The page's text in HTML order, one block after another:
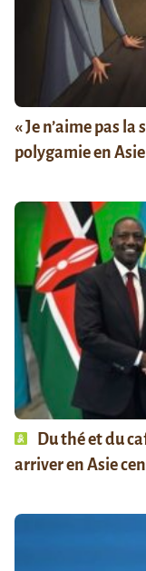
« Je n’aime pas
polygamie en
Du thé et du
arriver en Asie